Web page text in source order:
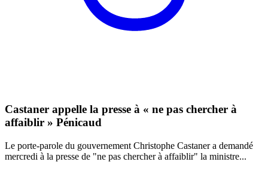
Castaner appelle la presse à « ne pas chercher à
affaiblir » Pénicaud
Le porte-parole du gouvernement Christophe Castaner a demandé
mercredi à la presse de "ne pas chercher à affaiblir" la ministre...